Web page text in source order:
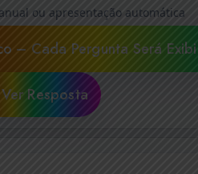
ou apresentação automática
– Cada Pergunta Será
Ver Resposta